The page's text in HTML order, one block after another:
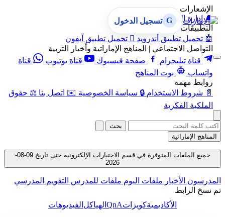
الإشعارات
🔔 إدارة الإشعارات
التطبيقات
🤖 تحميل تطبيق أندرويد  تحميل تطبيق آيفون
التواصل الاجتماعي | المناهج الإماراتية وأخبار التربية
قناة تيليجرام
صفحة فيسبوك قناة يوتيوب
قناة
واتساب
بوت المناهج
روابط مهمة
📄 شروط الاستخدام 🔒 سياسة الخصوصية ✉️ اتصل بنا ⚖️ حقوق
الملكية الفكرية
G تسجيل الدخول
بحث
المناهج الإماراتية
جميع الملفات المتوفرة في قسم الاختبارات الإلكترونية حتى تاريخ 09-08-
2026
المدرسون الأخبار ملفات اليوم ملفات للمدرس التقويم المدرسي
تم نسخ الرابط
الأكاديميةكويزاتQnAالهياكل الفيديوهات